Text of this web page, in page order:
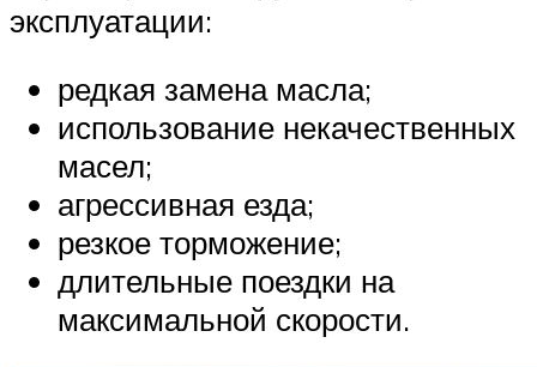
эксплуатации:
редкая замена масла;
использование некачественных
масел;
агрессивная езда;
резкое торможение;
длительные поездки на
максимальной скорости.